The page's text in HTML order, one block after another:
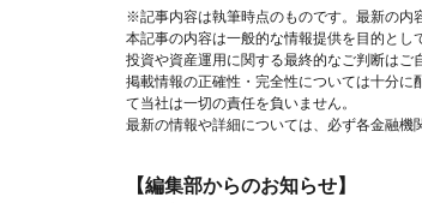
※記事内容は執筆時点のものです。最新の内
本記事の内容は一般的な情報提供を目的とし
投資や資産運用に関する最終的なご判断はご
掲載情報の正確性・完全性については十分
て当社は一切の責任を負いません。
最新の情報や詳細については、必ず各金融機
【編集部からのお知らせ】